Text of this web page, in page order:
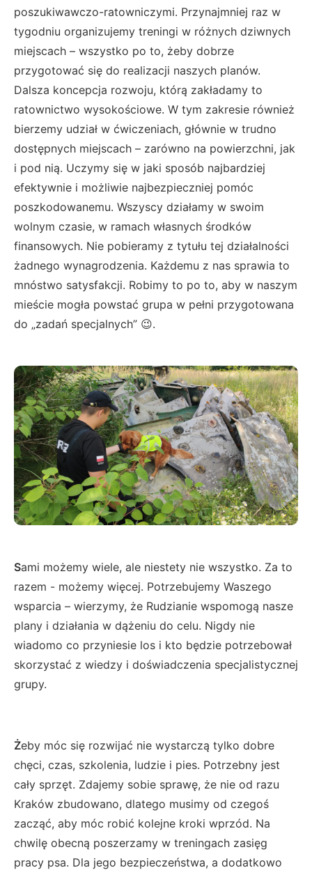
poszukiwawczo-ratowniczymi. Przynajmniej raz w
tygodniu organizujemy treningi w różnych dziwnych
miejscach – wszystko po to, żeby dobrze
przygotować się do realizacji naszych planów.
Dalsza koncepcja rozwoju, którą zakładamy to
ratownictwo wysokościowe. W tym zakresie również
bierzemy udział w ćwiczeniach, głównie w trudno
dostępnych miejscach – zarówno na powierzchni, jak
i pod nią. Uczymy się w jaki sposób najbardziej
efektywnie i możliwie najbezpieczniej pomóc
poszkodowanemu. Wszyscy działamy w swoim
wolnym czasie, w ramach własnych środków
finansowych. Nie pobieramy z tytułu tej działalności
żadnego wynagrodzenia. Każdemu z nas sprawia to
mnóstwo satysfakcji. Robimy to po to, aby w naszym
mieście mogła powstać grupa w pełni przygotowana
do „zadań specjalnych” 😉.
Sami możemy wiele, ale niestety nie wszystko. Za to
razem - możemy więcej. Potrzebujemy Waszego
wsparcia – wierzymy, że Rudzianie wspomogą nasze
plany i działania w dążeniu do celu. Nigdy nie
wiadomo co przyniesie los i kto będzie potrzebował
skorzystać z wiedzy i doświadczenia specjalistycznej
grupy.
Żeby móc się rozwijać nie wystarczą tylko dobre
chęci, czas, szkolenia, ludzie i pies. Potrzebny jest
cały sprzęt. Zdajemy sobie sprawę, że nie od razu
Kraków zbudowano, dlatego musimy od czegoś
zacząć, aby móc robić kolejne kroki wprzód. Na
chwilę obecną poszerzamy w treningach zasięg
pracy psa. Dla jego bezpieczeństwa, a dodatkowo